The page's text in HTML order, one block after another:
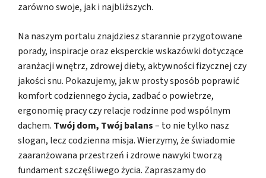
zarówno swoje, jak i najbliższych.
Na naszym portalu znajdziesz starannie przygotowane
porady, inspiracje oraz eksperckie wskazówki dotyczące
aranżacji wnętrz, zdrowej diety, aktywności fizycznej czy
jakości snu. Pokazujemy, jak w prosty sposób poprawić
komfort codziennego życia, zadbać o powietrze,
ergonomię pracy czy relacje rodzinne pod wspólnym
dachem. Twój dom, Twój balans– to nie tylko nasz
slogan, lecz codzienna misja. Wierzymy, że świadomie
zaaranżowana przestrzeń i zdrowe nawyki tworzą
fundament szczęśliwego życia. Zapraszamy do